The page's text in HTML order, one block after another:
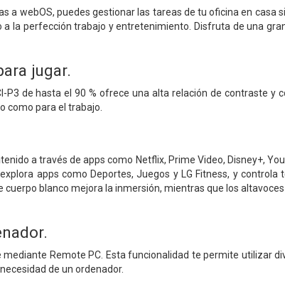
webOS, puedes gestionar las tareas de tu oficina en casa
la perfección trabajo y entretenimiento. Disfruta de una
jugar.
P3 de hasta el 90 % ofrece una alta relación de contraste y
como para el trabajo.
a través de apps como Netflix, Prime Video, Disney+,
apps como Deportes, Juegos y LG Fitness, y controla
blanco mejora la inmersión, mientras que los
Remote PC. Esta funcionalidad te permite utilizar
de un ordenador.